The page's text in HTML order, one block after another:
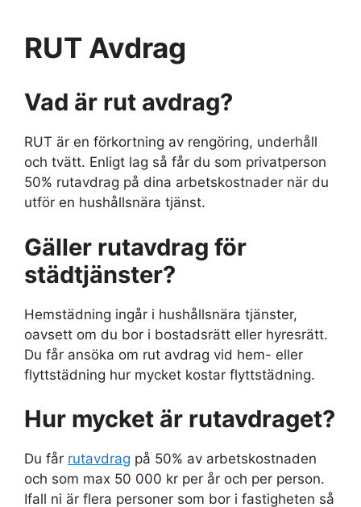
RUT Avdrag
Vad är rut avdrag?
RUT är en förkortning av rengöring, underhåll
och tvätt. Enligt lag så får du som privatperson
50% rutavdrag på dina arbetskostnader när du
utför en hushållsnära tjänst.
Gäller rutavdrag för
städtjänster?
Hemstädning ingår i hushållsnära tjänster,
oavsett om du bor i bostadsrätt eller hyresrätt.
Du får ansöka om rut avdrag vid hem- eller
flyttstädning hur mycket kostar flyttstädning.
Hur mycket är rutavdraget?
Du får rutavdrag på 50% av arbetskostnaden
och som max 50 000 kr per år och per person.
Ifall ni är flera personer som bor i fastigheten så